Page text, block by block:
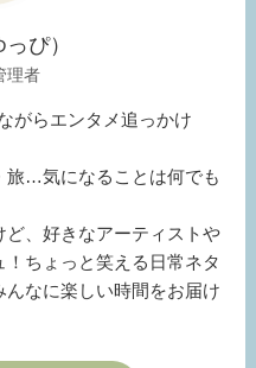
ぴ）
理者
がらエンタメ追っかけ
旅…気になることは何でも
、好きなアーティストや
ちょっと笑える日常ネタ
なに楽しい時間をお届け